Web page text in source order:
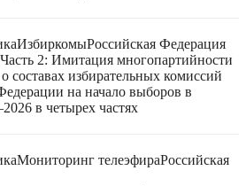
ИзбиркомыРоссийская Федерация
Часть 2: Имитация многопартийности
составах избирательных комиссий
на начало выборов в
в четырех частях
Мониторинг телеэфираРоссийская